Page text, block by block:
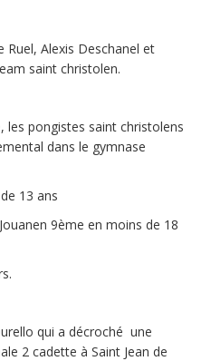
Ruel, Alexis Deschanel et
saint christolen.
les pongistes saint christolens
dans le gymnase
13 ans
9ème en moins de 18
qui a décroché une
2 cadette à Saint Jean de